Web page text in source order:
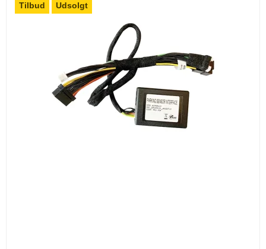
Tilbud Udsolgt